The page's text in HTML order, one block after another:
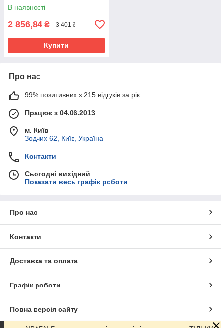
В наявності
2 856,84 ₴ 3 401 ₴
Купити
Про нас
99% позитивних з 215 відгуків за рік
Працює з 04.06.2013
м. Київ
Зодчих 62, Київ, Україна
Контакти
Сьогодні вихідний
Показати весь графік роботи
Про нас
Контакти
Доставка та оплата
Графік роботи
Повна версія сайту